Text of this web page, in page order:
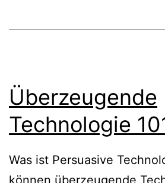
Überzeugende
Technologie
Was ist Persuasive